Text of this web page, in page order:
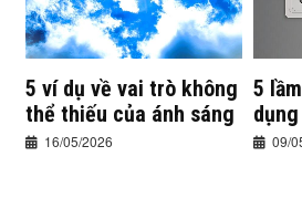
5 ví dụ về vai trò không
thể thiếu của ánh sáng
16/05/2026
5
09/